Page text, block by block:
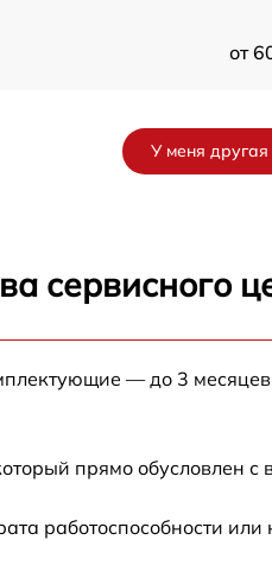
от
от
У меня другая
сервисного
— до 3
прямо обусловлен
работоспособности